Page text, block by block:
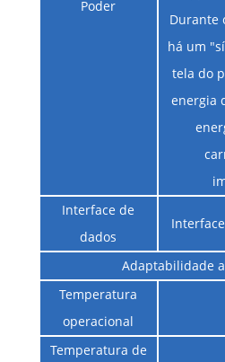
Poder
Durante
há um
tela do
energia
Interface de
dados
Adaptabilidade
Temperatura
operacional
Temperatura de